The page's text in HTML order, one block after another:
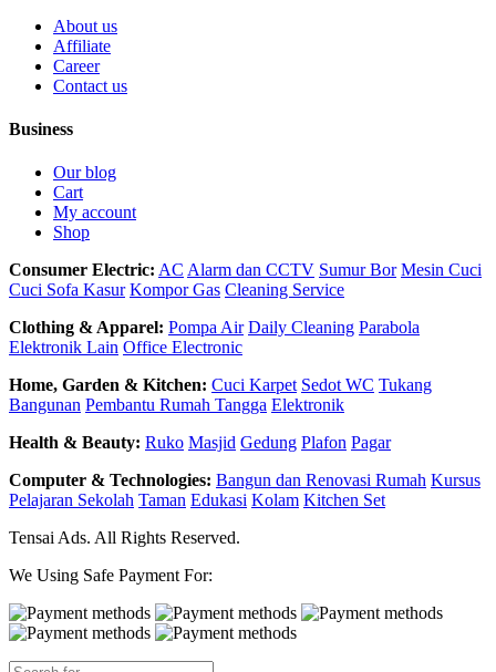
About us
Affiliate
Career
Contact us
Business
Our blog
Cart
My account
Shop
Consumer Electric: AC Alarm dan CCTV Sumur Bor Mesin Cuci
Cuci Sofa Kasur Kompor Gas Cleaning Service
Clothing & Apparel: Pompa Air Daily Cleaning Parabola
Elektronik Lain Office Electronic
Home, Garden & Kitchen: Cuci Karpet Sedot WC Tukang
Bangunan Pembantu Rumah Tangga Elektronik
Health & Beauty: Ruko Masjid Gedung Plafon Pagar
Computer & Technologies: Bangun dan Renovasi Rumah Kursus
Pelajaran Sekolah Taman Edukasi Kolam Kitchen Set
Tensai Ads. All Rights Reserved.
We Using Safe Payment For: